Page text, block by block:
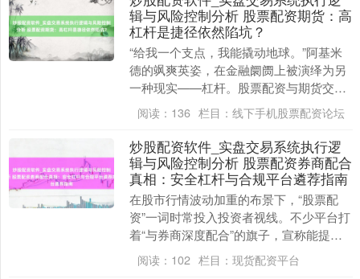
辑与风险控制分析 股票配资期货：高
杠杆是捷径依然陷坑？
“给我一个支点，我能撬动地球。”阿基米
德的飒爽英姿，在金融阛阓上被演绎为另
一种现实——杠杆。股票配资与期货交
往，恰是这种“撬动”艺术的采集体现。它
们以数倍、数十....
阅读： 136 栏目： 线下手机股票配资论坛
炒股配资软件_实盘交易系统执行逻
辑与风险控制分析 股票配资券商配合
真相：安全杠杆与合规平台遴荐指南
在股市行情波动加重的布景下，“股票配
资”一词时常投入投资者视线。不少平台打
着“与券商深度配合”的旗子，宣称能提供
高杠杆资金，助您快速放大收益。研究
词，这光鲜征象....
阅读： 102 栏目： 现货配资平台